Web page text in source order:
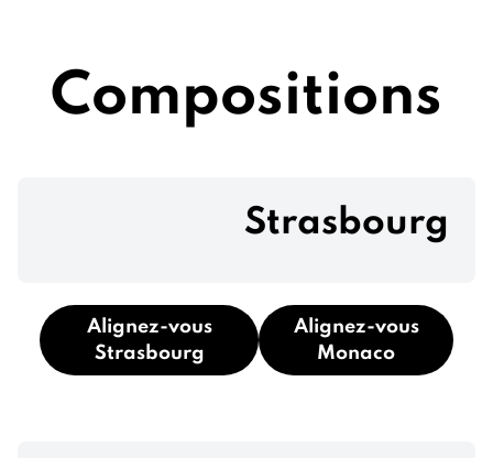
Compositions
Strasbourg
Alignez-vous
Strasbourg
Alignez-vous
Monaco